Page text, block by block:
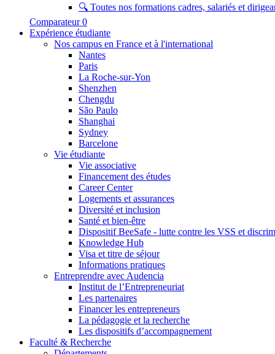
🔍 Toutes nos formations cadres, salariés et
Comparateur 0
Expérience étudiante
Nos campus en France et à l'international
Nantes
Paris
La Roche-sur-Yon
Shenzhen
Chengdu
São Paulo
Shanghai
Sydney
Barcelone
Vie étudiante
Vie associative
Financement des études
Career Center
Logements et assurances
Diversité et inclusion
Santé et bien-être
Dispositif BeeSafe - lutte contre les VSS et
Knowledge Hub
Visa et titre de séjour
Informations pratiques
Entreprendre avec Audencia
Institut de l’Entrepreneuriat
Les partenaires
Financer les entrepreneurs
La pédagogie et la recherche
Les dispositifs d’accompagnement
Faculté & Recherche